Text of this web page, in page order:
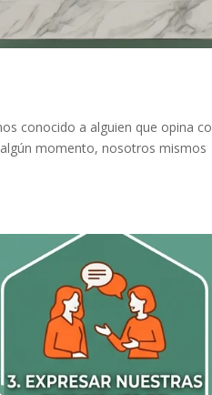
conocido a alguien que opina
momento, nosotros mismos